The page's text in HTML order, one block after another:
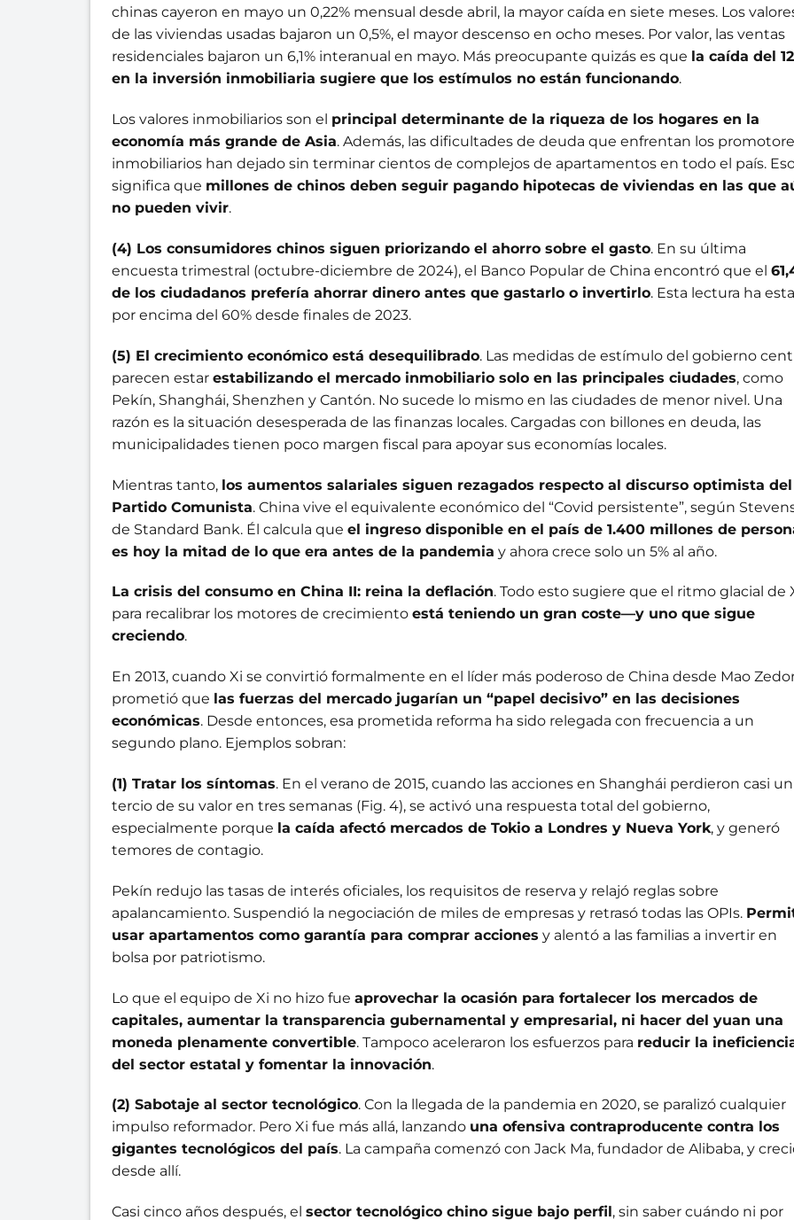
chinas cayeron en mayo un 0,22% mensual desde abril, la mayor caída en siete meses. Los
de las viviendas usadas bajaron un 0,5%, el mayor descenso en ocho meses. Por valor, las ventas
residenciales bajaron un 6,1% interanual en mayo. Más preocupante quizás es que la caída del
en la inversión inmobiliaria sugiere que los estímulos no están funcionando.
Los valores inmobiliarios son el principal determinante de la riqueza de los hogares en la
economía más grande de Asia. Además, las dificultades de deuda que enfrentan los
inmobiliarios han dejado sin terminar cientos de complejos de apartamentos en todo el país.
significa que millones de chinos deben seguir pagando hipotecas de viviendas en las que
no pueden vivir.
(4) Los consumidores chinos siguen priorizando el ahorro sobre el gasto. En su última
encuesta trimestral (octubre-diciembre de 2024), el Banco Popular de China encontró que el
de los ciudadanos prefería ahorrar dinero antes que gastarlo o invertirlo. Esta lectura ha
por encima del 60% desde finales de 2023.
(5) El crecimiento económico está desequilibrado. Las medidas de estímulo del gobierno
parecen estar estabilizando el mercado inmobiliario solo en las principales ciudades, como
Pekín, Shanghái, Shenzhen y Cantón. No sucede lo mismo en las ciudades de menor nivel. Una
razón es la situación desesperada de las finanzas locales. Cargadas con billones en deuda, las
municipalidades tienen poco margen fiscal para apoyar sus economías locales.
Mientras tanto, los aumentos salariales siguen rezagados respecto al discurso optimista del
Partido Comunista. China vive el equivalente económico del “Covid persistente”, según
de Standard Bank. Él calcula que el ingreso disponible en el país de 1.400 millones de
es hoy la mitad de lo que era antes de la pandemia y ahora crece solo un 5% al año.
La crisis del consumo en China II: reina la deflación. Todo esto sugiere que el ritmo glacial de
para recalibrar los motores de crecimiento está teniendo un gran coste—y uno que sigue
creciendo.
En 2013, cuando Xi se convirtió formalmente en el líder más poderoso de China desde Mao
prometió que las fuerzas del mercado jugarían un “papel decisivo” en las decisiones
económicas. Desde entonces, esa prometida reforma ha sido relegada con frecuencia a un
segundo plano. Ejemplos sobran:
(1) Tratar los síntomas. En el verano de 2015, cuando las acciones en Shanghái perdieron casi un
tercio de su valor en tres semanas (Fig. 4), se activó una respuesta total del gobierno,
especialmente porque la caída afectó mercados de Tokio a Londres y Nueva York, y generó
temores de contagio.
Pekín redujo las tasas de interés oficiales, los requisitos de reserva y relajó reglas sobre
apalancamiento. Suspendió la negociación de miles de empresas y retrasó todas las OPIs.
usar apartamentos como garantía para comprar acciones y alentó a las familias a invertir en
bolsa por patriotismo.
Lo que el equipo de Xi no hizo fue aprovechar la ocasión para fortalecer los mercados de
capitales, aumentar la transparencia gubernamental y empresarial, ni hacer del yuan una
moneda plenamente convertible. Tampoco aceleraron los esfuerzos para reducir la
del sector estatal y fomentar la innovación.
(2) Sabotaje al sector tecnológico. Con la llegada de la pandemia en 2020, se paralizó cualquier
impulso reformador. Pero Xi fue más allá, lanzando una ofensiva contraproducente contra los
gigantes tecnológicos del país. La campaña comenzó con Jack Ma, fundador de Alibaba, y
desde allí.
Casi cinco años después, el sector tecnológico chino sigue bajo perfil, sin saber cuándo ni por